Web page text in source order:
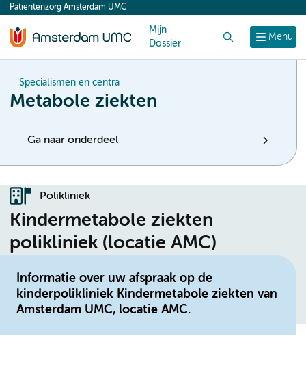
content
Menu
Patiëntenzorg Amsterdam UMC
Mijn
Dossier
Specialismen en centra
Metabole ziekten
Ga naar onderdeel
Polikliniek
Kindermetabole ziekten
polikliniek (locatie AMC)
Informatie over uw afspraak op de
kinderpolikliniek Kindermetabole ziekten van
Amsterdam UMC, locatie AMC.